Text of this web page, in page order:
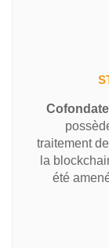
traitement
la
été